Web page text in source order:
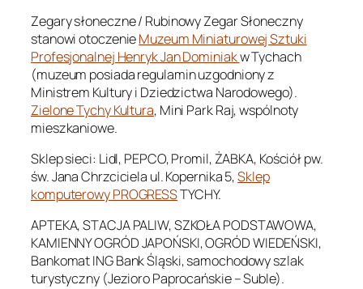
Zegary słoneczne / Rubinowy Zegar Słoneczny
stanowi otoczenieMuzeum Miniaturowej Sztuki
Profesjonalnej Henryk Jan Dominiakw Tychach
(muzeum posiada regulamin uzgodniony z
Ministrem Kultury i Dziedzictwa Narodowego).
Zielone Tychy Kultura, Mini Park Raj, wspólnoty
mieszkaniowe.
Sklep sieci: Lidl, PEPCO, Promil, ŻABKA, Kościół pw.
św. Jana Chrzciciela ul. Kopernika 5,Sklep
komputerowy PROGRESSTYCHY.
APTEKA, STACJA PALIW, SZKOŁA PODSTAWOWA,
KAMIENNY OGRÓD JAPOŃSKI, OGRÓD WIEDEŃSKI,
Bankomat ING Bank Śląski, samochodowy szlak
turystyczny (Jezioro Paprocańskie – Suble).